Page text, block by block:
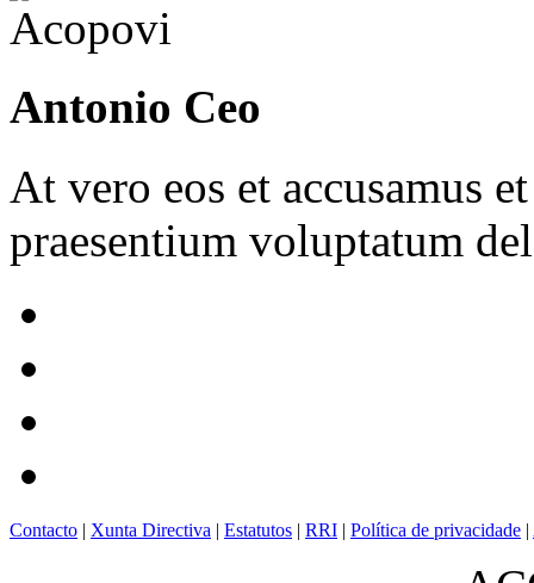
Antonio Ceo
At vero eos et accusamus
praesentium voluptatum
Contacto | Xunta Directiva | Estatutos | RRI | Política de privacidade |